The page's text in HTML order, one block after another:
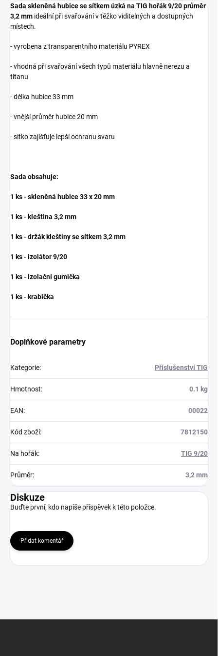
Sada skleněná hubice se sítkem úzká na TIG hořák 9/20 průměr
3,2 mm ideální při svařování v těžko viditelných a dostupných
místech.
- vyrobena z transparentního materiálu PYREX
- vhodná při svařování všech typů materiálu hlavně nerezu a
titanu
- délka hubice 33 mm
- vnější průměr hubice 20 mm
- sítko zajišťuje lepší ochranu svaru
Sada obsahuje:
1 ks - skleněná hubice 33 x 20 mm
1 ks - kleština 3,2 mm
1 ks - držák kleštiny se sítkem 3,2 mm
1 ks - izolátor 9/20
1 ks - izolační gumička
1 ks - krabička
Doplňkové parametry
Kategorie: Příslušenství TIG
Hmotnost: 0.1 kg
EAN: 00022
Kód zboží: 7812150
Na hořák: TIG 9/20
Průměr: 3,2 mm
Diskuze
Buďte první, kdo napíše příspěvek k této položce.
Přidat komentář